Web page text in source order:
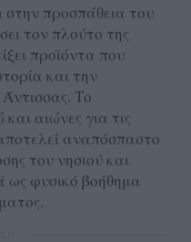
προσπάθεια του
τον πλούτο της
προϊόντα που
και την
Το
αιώνες για τις
αναπόσπαστο
του νησιού και
ως φυσικό βοήθημα